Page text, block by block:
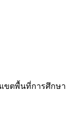
เขตพื้นที่การศึกษา